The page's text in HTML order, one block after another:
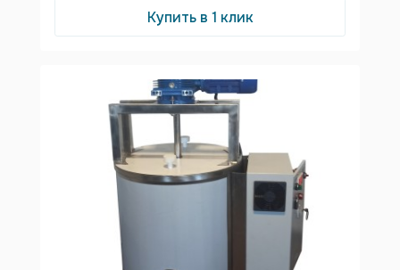
Купить в 1 клик